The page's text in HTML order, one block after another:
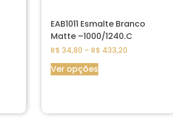
EAB1011 Esmalte Branco
Matte –1000/1240.C
R$ 34,80 – R$ 433,20
Ver opções